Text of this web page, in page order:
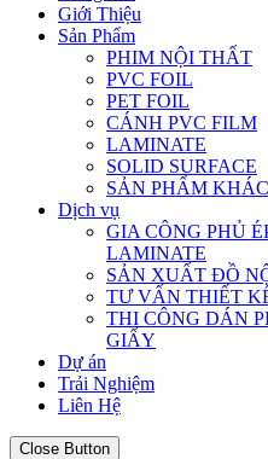
Giới Thiệu
Sản Phẩm
PHIM NỘI THẤT
PVC FOIL
PET FOIL
CÁNH PVC FILM
LAMINATE
SOLID SURFACE
SẢN PHẨM KHÁC
Dịch vụ
GIA CÔNG PHỦ
LAMINATE
SẢN XUẤT ĐỒ
TƯ VẤN THIẾT
THI CÔNG DÁN
GIẤY
Dự án
Trải Nghiệm
Liên Hệ
Close Button